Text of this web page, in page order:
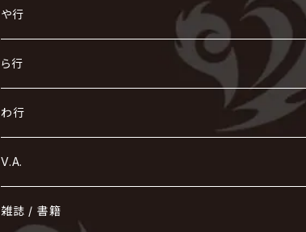
Azavana
Acid Black Cherry
色々な十字架
168 / 葵-168-
UCHUSENTAI:NOIZ / 宇宙戦隊NOIZ
OFIAM
the GazettE
GOTCHAROCKA
KAMIJO
KIRITO / キリト
己龍
黒夢
仮病
GOATBED
ゴールデンボンバー
XANVALA
ジグソウ
超ジャシー
ゼラ
零[Hz]
そ
SOPHIA
ZOMBIE / ぞんび
逹瑯
て
D
DIAURA
と
東京花嫁
Tourbillon
NAZARE
NiEL
NICOLAS
ぬ
nurié
ね
NETH PRIERE CAIN
NEVERLAND
の
NoGoD
NOCTURNAL BLOODLUST
heidi.
H.U.G
ひ
HERO
美炎-BIEN-
ふ
Far East Dizain
Fatüm
へ
BabyKingdom
THE BEETHOVEN
ほ
POIDOL
ま
THE MICRO HEAD 4N'S
MAO / マオ from SID
み
未完成アリス
ミスイ
む
MUCC / ムック
め
メトロノーム
も
や行
や
ヤミテラ / 外道反逆者ヤミテラ
ゆ
YUKIYA / 藤田幸也
ユナイト
よ
ら行
ら
rice
Rides In ReVellion
り
Leetspeak monsters
る
わ行
わ
wyse
V.A.
雑誌 / 書籍